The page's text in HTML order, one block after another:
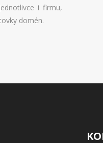
i firmu,
domén.